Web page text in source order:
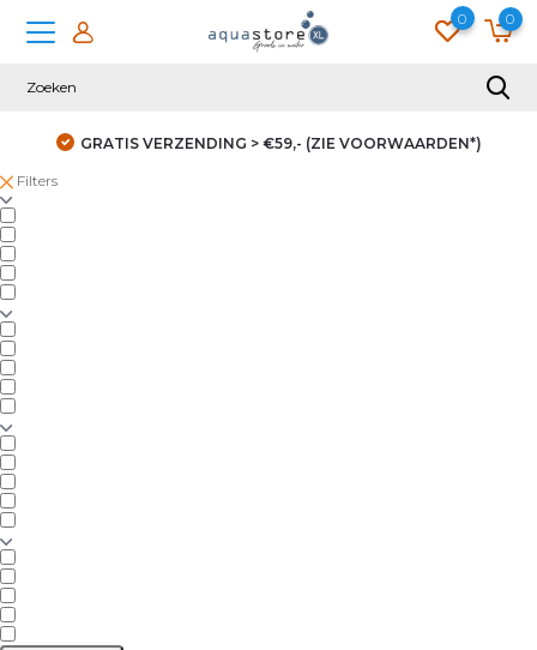
0 0
GRATIS VERZENDING > €59,- (ZIE VOORWAARDEN*)
Filters